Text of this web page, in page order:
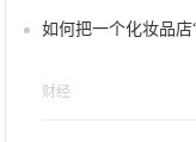
如何把一个化妆品店
财经